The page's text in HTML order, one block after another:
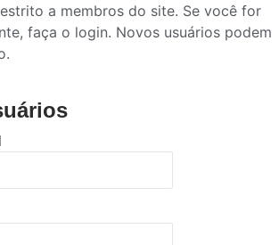
a membros do site. Se você for
faça o login. Novos usuários podem